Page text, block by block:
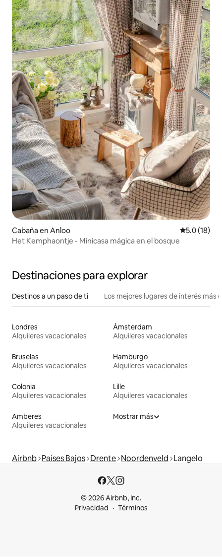
Cabaña en Anloo Calificación
5.0 (18)
Het Kemphaontje - Minicasa mágica en el bosque
Destinaciones para explorar
Destinos a un paso de ti Los mejores lugares de interés más
Londres
Alquileres vacacionales
Ámsterdam
Alquileres vacacionales
Bruselas
Alquileres vacacionales
Hamburgo
Alquileres vacacionales
Colonia
Alquileres vacacionales
Lille
Alquileres vacacionales
Amberes
Alquileres vacacionales
Mostrar más
Airbnb Países Bajos Drente Noordenveld Langelo
© 2026 Airbnb, Inc.
Privacidad
Términos